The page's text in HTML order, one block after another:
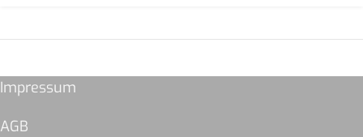
Impressum
AGB